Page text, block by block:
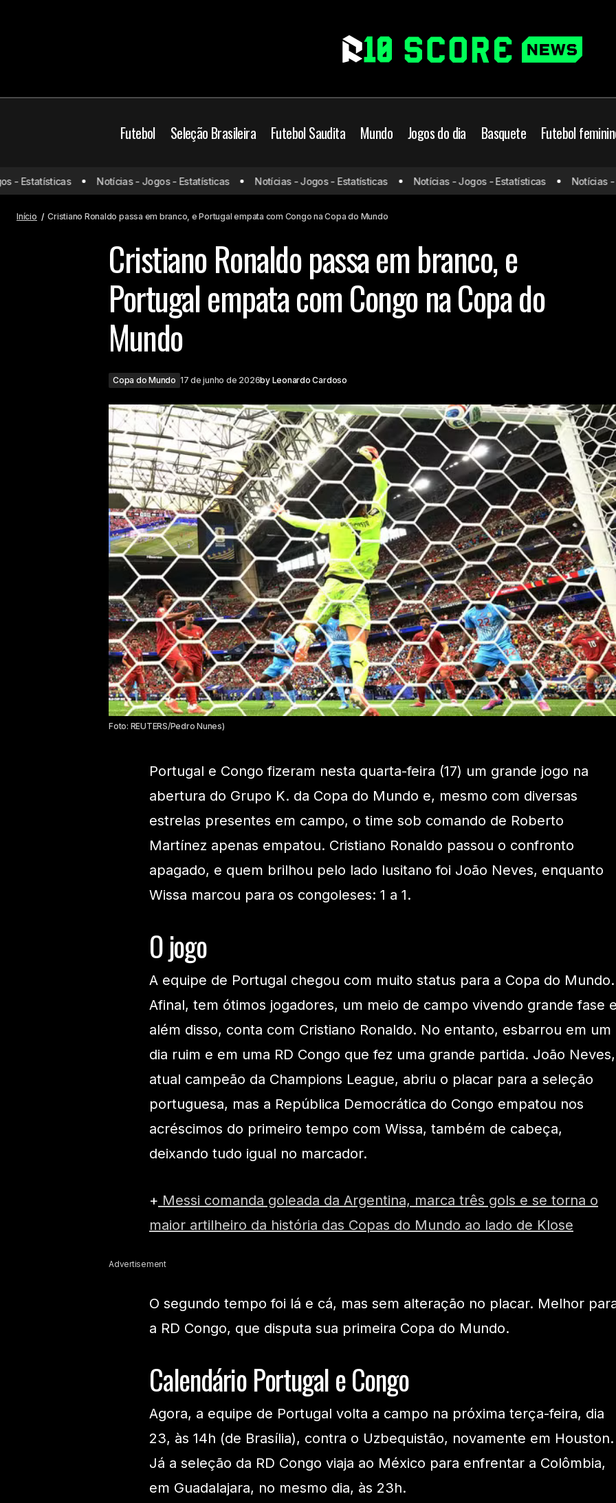
Futebol Seleção Brasileira Futebol Saudita Mundo Jogos do dia Basquete Futebol
"Messi é o melhor da história", afirma
Ronaldo após ter recorde de gols
batido pelo argentino
Copa do
Mundo
Cristiano Ronaldo passa em branco, e Portugal empata com
Mundo
Estatísticas Notícias - Jogos - Estatísticas Notícias - Jogos - Estatísticas Notícias - Jogos - Estatísticas Notícias -
Início Cristiano Ronaldo passa em branco, e Portugal empata com Congo na Copa do Mundo
Cristiano Ronaldo passa em branco, e
Portugal empata com Congo na Copa do
Mundo
Copa do Mundo 17 de junho de 2026by Leonardo Cardoso
Foto: REUTERS/Pedro Nunes)
Portugal e Congo fizeram nesta quarta-feira (17) um grande jogo na
abertura do Grupo K. da Copa do Mundo e, mesmo com diversas
estrelas presentes em campo, o time sob comando de Roberto
Martínez apenas empatou. Cristiano Ronaldo passou o confronto
apagado, e quem brilhou pelo lado lusitano foi João Neves, enquanto
Wissa marcou para os congoleses: 1 a 1.
O jogo
A equipe de Portugal chegou com muito status para a Copa do Mundo.
Afinal, tem ótimos jogadores, um meio de campo vivendo grande fase
além disso, conta com Cristiano Ronaldo. No entanto, esbarrou em um
dia ruim e em uma RD Congo que fez uma grande partida. João Neves,
atual campeão da Champions League, abriu o placar para a seleção
portuguesa, mas a República Democrática do Congo empatou nos
acréscimos do primeiro tempo com Wissa, também de cabeça,
deixando tudo igual no marcador.
+ Messi comanda goleada da Argentina, marca três gols e se torna o
maior artilheiro da história das Copas do Mundo ao lado de Klose
Advertisement
O segundo tempo foi lá e cá, mas sem alteração no placar. Melhor
a RD Congo, que disputa sua primeira Copa do Mundo.
Calendário Portugal e Congo
Agora, a equipe de Portugal volta a campo na próxima terça-feira, dia
23, às 14h (de Brasília), contra o Uzbequistão, novamente em Houston.
Já a seleção da RD Congo viaja ao México para enfrentar a Colômbia,
em Guadalajara, no mesmo dia, às 23h.